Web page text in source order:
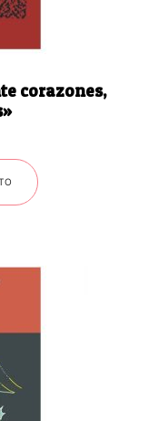
corazones,